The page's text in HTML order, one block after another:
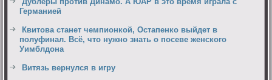
Германией
Квитова станет чемпионкой, Остапенко выйдет в
полуфинал. Всё, что нужно знать о посеве женского
Уимблдона
Витязь вернулся в игру